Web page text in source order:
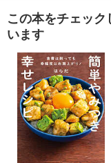
この本をチェッ
います